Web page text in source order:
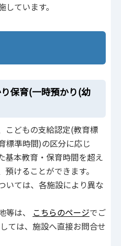
ています。
保育(一時預かり(幼
こどもの支給認定(教育標
標準時間)の区分に応じ
基本教育・保育時間を超え
けることができます。
いては、各施設により異な
は、 こちらのページでご
ては、施設へ直接お問合せ